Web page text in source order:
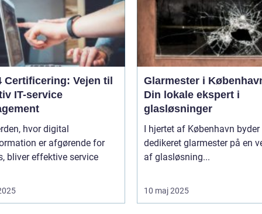
Certificering: Vejen til
IT-service
hvor digital
er afgørende for
bliver effektive service
Glarmester i
Din lokale ekspert i
glasløsninger
I hjertet af København byder
dedikeret glarmester på en
af glasløsning...
10 maj 2025